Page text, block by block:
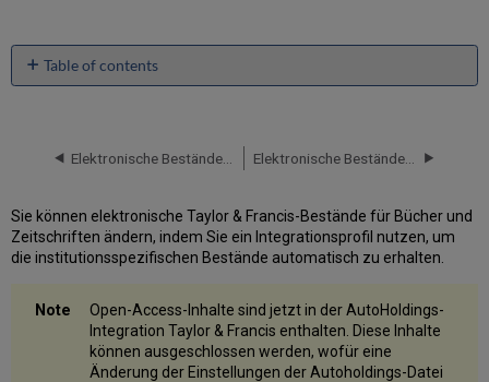
Table of contents
Taylor
Sammlungen
aus
der
Gemeinschaftszone
Erstellen
Sie können elektronische Taylor & Francis-Bestände für Bücher und
Zeitschriften ändern, indem Sie ein Integrationsprofil nutzen, um
die institutionsspezifischen Bestände automatisch zu erhalten.
Open-Access-Inhalte sind jetzt in der AutoHoldings-
Integration Taylor & Francis enthalten. Diese Inhalte
können ausgeschlossen werden, wofür eine
Änderung der Einstellungen der Autoholdings-Datei